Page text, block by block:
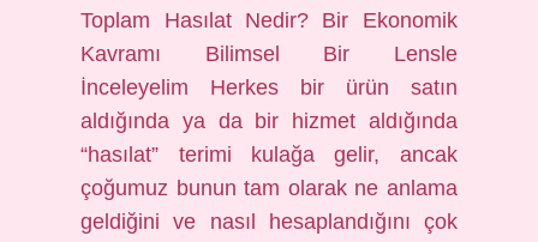
Toplam Hasılat Nedir? Bir Ekonomik
Kavramı Bilimsel Bir Lensle
İnceleyelim Herkes bir ürün satın
aldığında ya da bir hizmet aldığında
“hasılat” terimi kulağa gelir, ancak
çoğumuz bunun tam olarak ne anlama
geldiğini ve nasıl hesaplandığını çok